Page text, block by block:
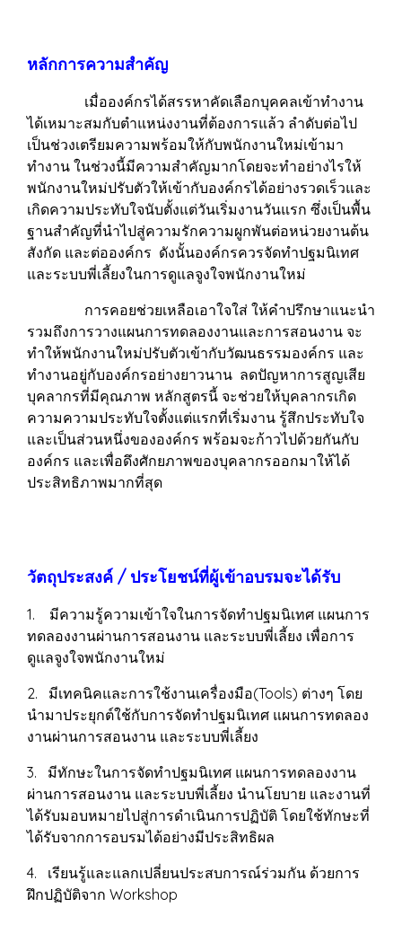
หลักการความสำคัญ
เมื่อองค์กรได้สรรหาคัดเลือกบุคคลเข้าทำงาน
ได้เหมาะสมกับตำแหน่งงานที่ต้องการแล้ว ลำดับต่อไป
เป็นช่วงเตรียมความพร้อมให้กับพนักงานใหม่เข้ามา
ทำงาน ในช่วงนี้มีความสำคัญมากโดยจะทำอย่างไรให้
พนักงานใหม่ปรับตัวให้เข้ากับองค์กรได้อย่างรวดเร็วและ
เกิดความประทับใจนับตั้งแต่วันเริ่มงานวันแรก ซึ่งเป็นพื้น
ฐานสำคัญที่นำไปสู่ความรักความผูกพันต่อหน่วยงานต้น
สังกัด และต่อองค์กร ดังนั้นองค์กรควรจัดทำปฐมนิเทศ
และระบบพี่เลี้ยงในการดูแลจูงใจพนักงานใหม่
การคอยช่วยเหลือเอาใจใส่ ให้คำปรึกษาแนะนำ
รวมถึงการวางแผนการทดลองงานและการสอนงาน จะ
ทำให้พนักงานใหม่ปรับตัวเข้ากับวัฒนธรรมองค์กร และ
ทำงานอยู่กับองค์กรอย่างยาวนาน ลดปัญหาการสูญเสีย
บุคลากรที่มีคุณภาพ หลักสูตรนี้ จะช่วยให้บุคลากรเกิด
ความความประทับใจตั้งแต่แรกที่เริ่มงาน รู้สึกประทับใจ
และเป็นส่วนหนึ่งขององค์กร พร้อมจะก้าวไปด้วยกันกับ
องค์กร และเพื่อดึงศักยภาพของบุคลากรออกมาให้ได้
ประสิทธิภาพมากที่สุด
วัตถุประสงค์ / ประโยชน์ที่ผู้เข้าอบรมจะได้รับ
1. มีความรู้ความเข้าใจในการจัดทำปฐมนิเทศ แผนการ
ทดลองงานผ่านการสอนงาน และระบบพี่เลี้ยง เพื่อการ
ดูแลจูงใจพนักงานใหม่
2. มีเทคนิคและการใช้งานเครื่องมือ(Tools) ต่างๆ โดย
นำมาประยุกต์ใช้กับการจัดทำปฐมนิเทศ แผนการทดลอง
งานผ่านการสอนงาน และระบบพี่เลี้ยง
3. มีทักษะในการจัดทำปฐมนิเทศ แผนการทดลองงาน
ผ่านการสอนงาน และระบบพี่เลี้ยง นำนโยบาย และงานที่
ได้รับมอบหมายไปสู่การดำเนินการปฏิบัติ โดยใช้ทักษะที่
ได้รับจากการอบรมได้อย่างมีประสิทธิผล
4. เรียนรู้และแลกเปลี่ยนประสบการณ์ร่วมกัน ด้วยการ
ฝึกปฏิบัติจาก Workshop